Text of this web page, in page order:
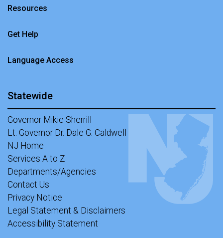
Resources
Get Help
Language Access
Statewide
Governor Mikie Sherrill
Lt. Governor Dr. Dale G. Caldwell
NJ Home
Services A to Z
Departments/Agencies
Contact Us
Privacy Notice
Legal Statement & Disclaimers
Accessibility Statement